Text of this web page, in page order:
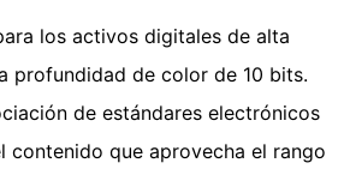
los activos digitales de alta
profundidad de color de 10 bits.
de estándares electrónicos
contenido que aprovecha el rango